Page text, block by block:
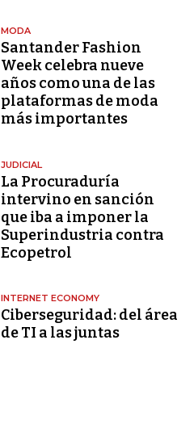
MODA
Santander Fashion
Week celebra nueve
años como una de las
plataformas de moda
más importantes
JUDICIAL
La Procuraduría
intervino en sanción
que iba a imponer la
Superindustria contra
Ecopetrol
INTERNET ECONOMY
Ciberseguridad: del área
de TI a las juntas